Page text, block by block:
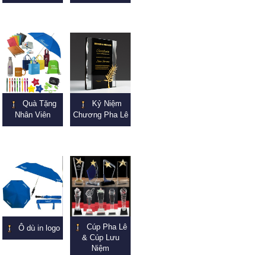
Quà Tặng
Nhân Viên
Kỷ Niệm
Chương Pha Lê
Ô dù in logo
Cúp Pha Lê
& Cúp Lưu
Niệm